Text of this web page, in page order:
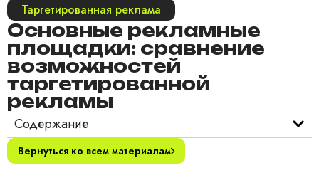
Таргетированная реклама
Основные рекламные
площадки: сравнение
возможностей
таргетированной
рекламы
Содержание
Вернуться ко всем материалам